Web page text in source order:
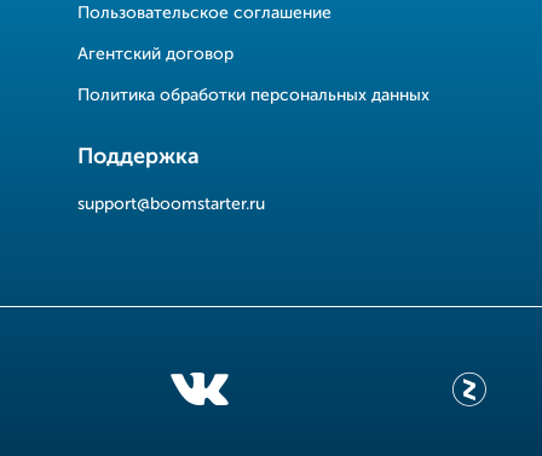
Пользовательское соглашение
Агентский договор
Политика обработки персональных данных
Поддержка
support@boomstarter.ru